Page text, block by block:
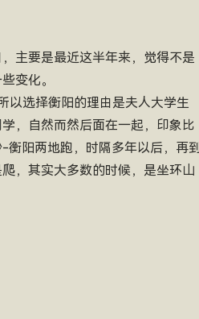
主要是最近这半年来，觉得不是
变化。
以选择衡阳的理由是夫人大学生
，自然而然后面在一起，印象比
阳两地跑，时隔多年以后，再到
，其实大多数的时候，是坐环山